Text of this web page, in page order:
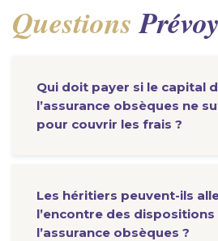
Questions
Qui doit payer si le capital
l’assurance obsèques ne
pour couvrir les frais ?
Les héritiers peuvent-ils
l’encontre des dispositions
l’assurance obsèques ?